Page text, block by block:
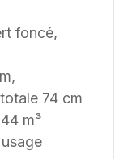
foncé,
74 cm
m³